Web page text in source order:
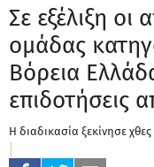
Σε εξέλιξη οι
ομάδας
Βόρεια
επιδοτήσεις
Η διαδικασία ξεκίνησε χθες